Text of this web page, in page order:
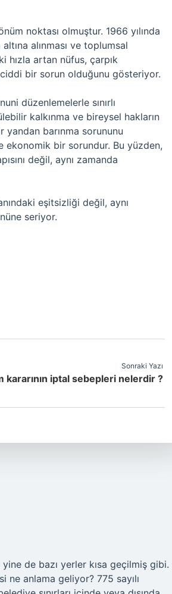
noktası olmuştur. 1966 yılında
alınması ve toplumsal
hızla artan nüfus, çarpık
bir sorun olduğunu gösteriyor.
düzenlemelerle sınırlı
kalkınma ve bireysel hakların
yandan barınma sorununu
ekonomik bir sorundur. Bu yüzden,
değil, aynı zamanda
eşitsizliği değil, aynı
seriyor.
Sonraki Yazı
kararının iptal sebepleri nelerdir ?
de bazı yerler kısa geçilmiş gibi.
ne anlama geliyor? 775 sayılı